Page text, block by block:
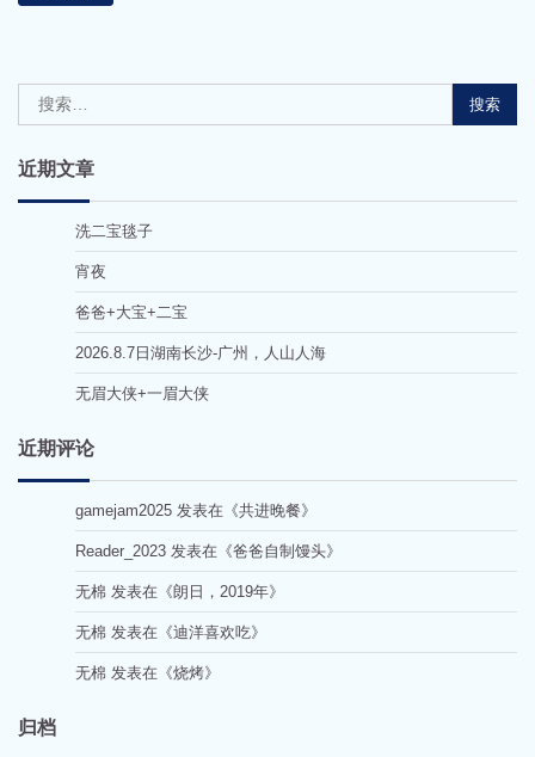
索：
近期文章
洗二宝毯子
宵夜
爸爸+大宝+二宝
2026.8.7日湖南长沙-广州，人山人海
无眉大侠+一眉大侠
近期评论
gamejam2025 发表在《共进晚餐》
Reader_2023 发表在《爸爸自制馒头》
无棉 发表在《朗日，2019年》
无棉 发表在《迪洋喜欢吃》
无棉 发表在《烧烤》
归档